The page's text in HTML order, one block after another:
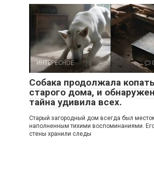
ИНТЕРЕСНОЕ
Собака продолжала
старого дома, и
тайна удивила всех.
Старый загородный дом всегда был
наполненным тихими воспоминаниями.
стены хранили следы